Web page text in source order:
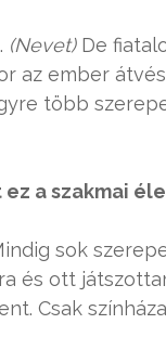
(Nevet)De
az ember
több
a szakmai
sok
és ott
Csak